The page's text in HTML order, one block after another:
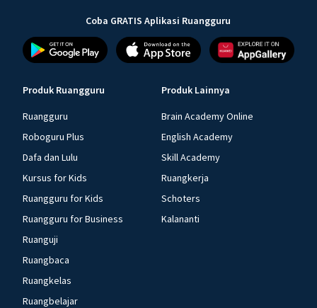
Coba GRATIS Aplikasi Ruangguru
Produk Ruangguru
Ruangguru
Roboguru Plus
Dafa dan Lulu
Kursus for Kids
Ruangguru for Kids
Ruangguru for Business
Ruanguji
Ruangbaca
Ruangkelas
Ruangbelajar
Produk Lainnya
Brain Academy Online
English Academy
Skill Academy
Ruangkerja
Schoters
Kalananti